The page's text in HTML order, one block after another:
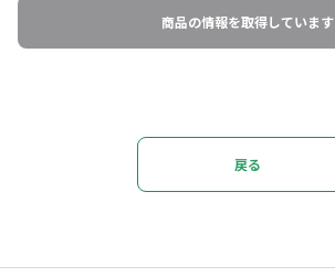
商品の情報を取得しています
戻る